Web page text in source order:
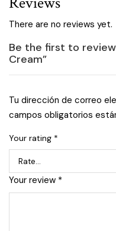
There are no reviews yet.
Be the first to
Cream”
Tu dirección de correo
campos obligatorios
Your rating *
Your review *